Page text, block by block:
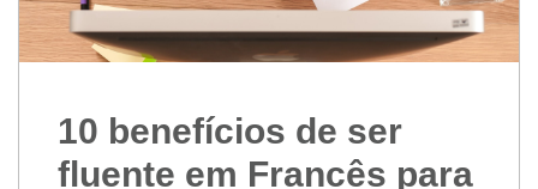
10 benefícios de ser
fluente em Francês para